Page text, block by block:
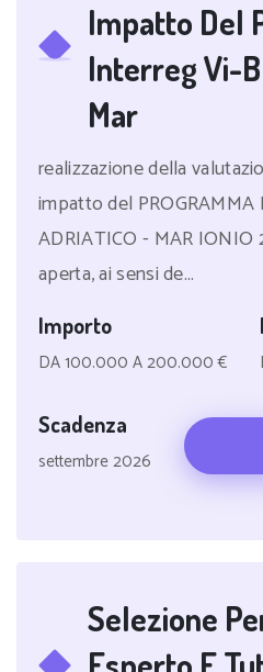
Impatto Del
Interreg Vi-
Mar
realizzazione della
impatto del PROGRAMMA
ADRIATICO - MAR IONIO
aperta, ai sensi de...
Importo
DA 100.000 A 200.000 €
Scadenza
settembre 2026
Selezione